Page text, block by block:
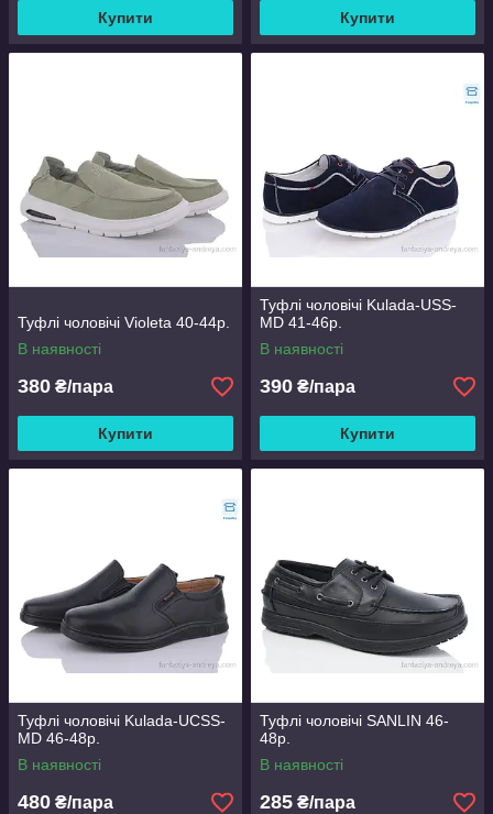
Купити Купити
Туфлі чоловічі Violeta 40-44р.
В наявності
380 ₴/пара
Купити
Туфлі чоловічі Kulada-USS-
MD 41-46р.
В наявності
390 ₴/пара
Купити
Туфлі чоловічі Kulada-UCSS-
MD 46-48р.
В наявності
480 ₴/пара
Туфлі чоловічі SANLIN 46-
48р.
В наявності
285 ₴/пара